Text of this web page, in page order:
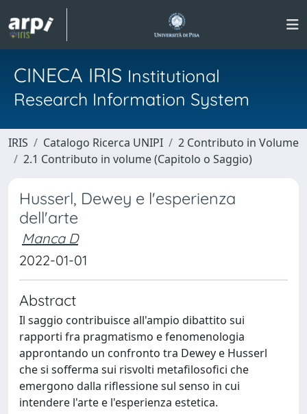
CINECA IRIS Institutional
Research Information System
IRIS Catalogo Ricerca UNIPI
2 Contributo in Volume
2.1 Contributo in volume (Capitolo o Saggio)
Husserl, Dewey e l'esperienza
dell'arte
Manca D
2022-01-01
Abstract
Il saggio contribuisce all'ampio dibattito sui
rapporti fra pragmatismo e fenomenologia
approntando un confronto tra Dewey e Husserl
che si sofferma sui risvolti metafilosofici che
emergono dalla riflessione sul senso in cui
intendere l'arte e l'esperienza estetica.